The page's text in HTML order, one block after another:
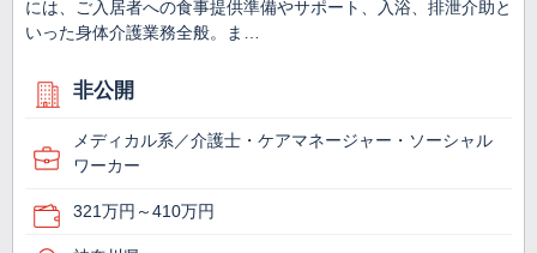
には、ご入居者への食事提供準備やサポート、入浴、排泄介助と
いった身体介護業務全般。ま…
非公開
メディカル系／介護士・ケアマネージャー・ソーシャル
ワーカー
321万円～410万円